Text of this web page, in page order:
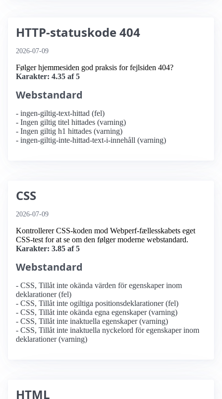
HTTP-statuskode 404
2026-07-09
Følger hjemmesiden god praksis for fejlsiden 404?
Karakter: 4.35 af 5
Webstandard
- ingen-giltig-text-hittad (fel)
- Ingen giltig titel hittades (varning)
- Ingen giltig h1 hittades (varning)
- ingen-giltig-inte-hittad-text-i-innehåll (varning)
CSS
2026-07-09
Kontrollerer CSS-koden mod Webperf-fællesskabets eget
CSS-test for at se om den følger moderne webstandard.
Karakter: 3.85 af 5
Webstandard
- CSS, Tillåt inte okända värden för egenskaper inom
deklarationer (fel)
- CSS, Tillåt inte ogiltiga positionsdeklarationer (fel)
- CSS, Tillåt inte okända egna egenskaper (varning)
- CSS, Tillåt inte inaktuella egenskaper (varning)
- CSS, Tillåt inte inaktuella nyckelord för egenskaper inom
deklarationer (varning)
HTML